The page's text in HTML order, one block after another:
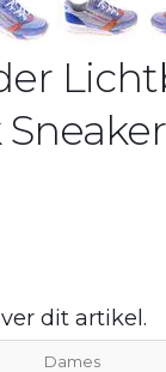
dit artikel.
Dames